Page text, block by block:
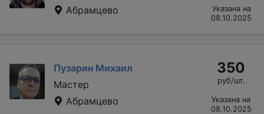
Абрамцево
Указана на
08.10.2025
Пузарин Михаил
Мастер
Абрамцево
350
руб/шт.
Указана на
08.10.2025